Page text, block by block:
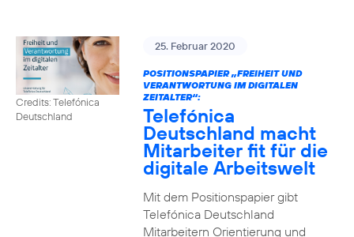
Credits: Telefónica
Deutschland
25. Februar 2020
POSITIONSPAPIER „FREIHEIT UND
VERANTWORTUNG IM DIGITALEN
ZEITALTER“:
Telefónica
Deutschland macht
Mitarbeiter fit für die
digitale Arbeitswelt
Mit dem Positionspapier gibt
Telefónica Deutschland
Mitarbeitern Orientierung und